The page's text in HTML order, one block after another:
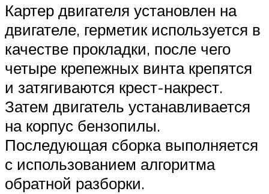
Картер двигателя установлен на
двигателе, герметик используется в
качестве прокладки, после чего
четыре крепежных винта крепятся
и затягиваются крест-накрест.
Затем двигатель устанавливается
на корпус бензопилы.
Последующая сборка выполняется
с использованием алгоритма
обратной разборки.